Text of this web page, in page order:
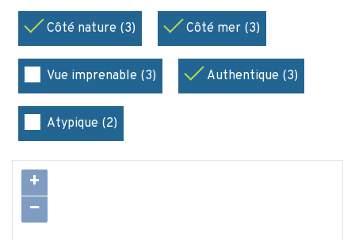
Côté nature (3) Côté mer (3)
Vue imprenable (3) Authentique (3)
Atypique (2)
+
−